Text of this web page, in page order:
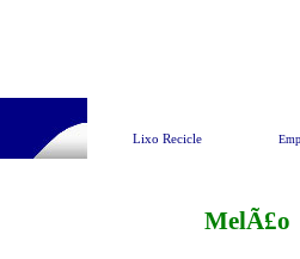
Lixo Recicle
MelÃ£o